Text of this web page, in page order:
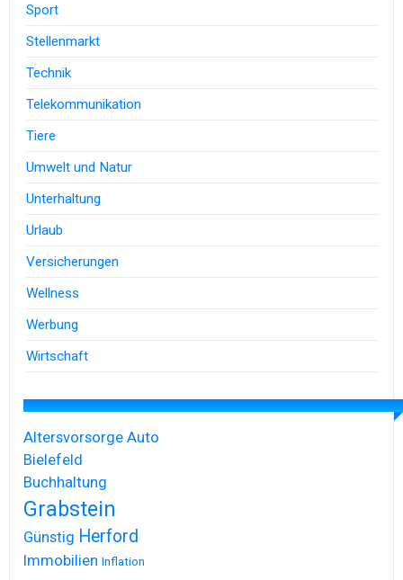
Sport
Stellenmarkt
Technik
Telekommunikation
Tiere
Umwelt und Natur
Unterhaltung
Urlaub
Versicherungen
Wellness
Werbung
Wirtschaft
Altersvorsorge Auto
Bielefeld
Buchhaltung
Grabstein
Günstig Herford
Immobilien Inflation